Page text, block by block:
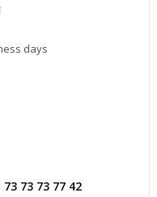
days
73 73 73 77 42